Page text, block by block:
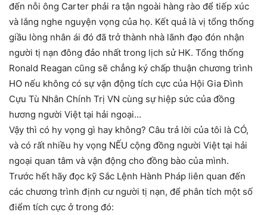
đến nỗi ông Carter phải ra tận ngoài hàng rào để tiếp xúc
và lắng nghe nguyện vọng của họ. Kết quả là vị tổng thống
giầu lòng nhân ái đó đã trở thành nhà lãnh đạo đón nhận
người tị nạn đông đảo nhất trong lịch sử HK. Tổng thống
Ronald Reagan cũng sẽ chẳng ký chấp thuận chương trình
HO nếu không có sự vận động tích cực của Hội Gia Đình
Cựu Tù Nhân Chính Trị VN cùng sự hiệp sức của đồng
hương người Việt tại hải ngoại…
Vậy thì có hy vọng gì hay không? Câu trả lời của tôi là CÓ,
và có rất nhiều hy vọng NẾU cộng đồng người Việt tại hải
ngoại quan tâm và vận động cho đồng bào của mình.
Trước hết hãy đọc kỹ Sắc Lệnh Hành Pháp liên quan đến
các chương trình định cư người tị nạn, để phân tích một số
điểm tích cực ở trong đó: